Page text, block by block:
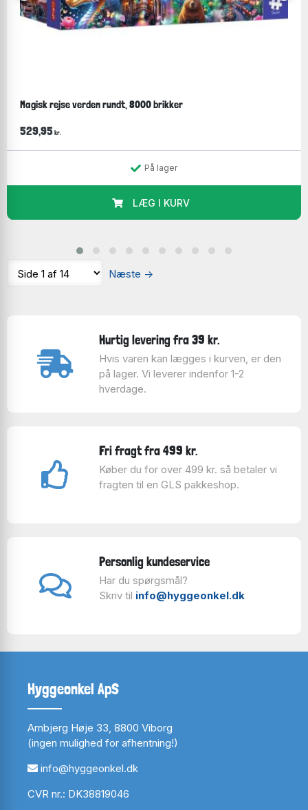
Magisk rejse verden rundt, 8000 brikker
529,95 kr.
På lager
LÆG I KURV
Næste →
Hurtig levering fra 39 kr.
Hvis varen kan lægges i kurven, er den
på lager. Vi leverer indenfor 1-2
hverdage.
Fri fragt fra 499 kr.
Køber du for over 499 kr. så betaler vi
fragten til en GLS pakkeshop.
Personlig kundeservice
Har du spørgsmål?
Skriv til info@hyggeonkel.dk
Hyggeonkel ApS
Arnbjerg Høje 33, 8800 Viborg
(ingen mulighed for afhentning!)
info@hyggeonkel.dk
CVR nr.: DK38819046